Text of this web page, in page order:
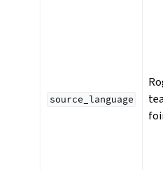
source_language